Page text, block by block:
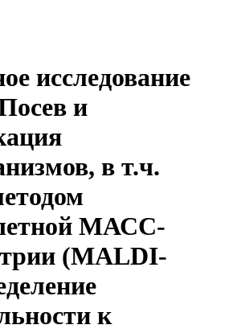
исследование
и
в т.ч.
МАСС-
(MALDI-
к